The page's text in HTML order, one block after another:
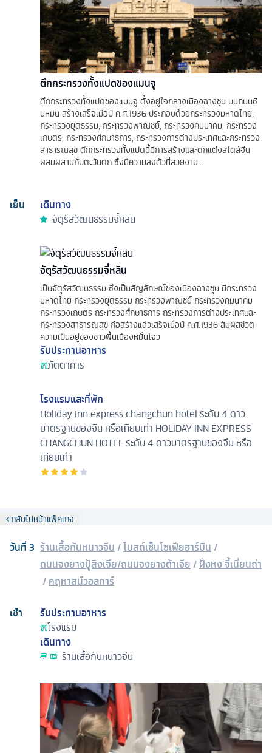
ตึกกระทรวงทั้งแปดของแมนจู
ตึกกระทรวงทั้งแปดของแมนจู ตั้งอยู่ใจกลางเมืองฉางชุน บนถนนซิ
นหมิน สร้างเสร็จเมื่อปี ค.ศ.1936 ประกอบด้วยกระทรวงมหาดไทย,
กระทรวงยุติธรรม, กระทรวงพาณิชย์, กระทรวงคมนาคม, กระทรวง
เกษตร, กระทรวงศึกษาธิการ, กระทรวงการต่างประเทศและกระทรวง
สาธารณสุข ตึกกระทรวงทั้งแปดนี้มีการสร้างและตกแต่งสไตล์จีน
ผสมผสานกับตะวันตก ซึ่งมีความลงตัวที่สวยงาม...
เย็น
เดินทาง
จัตุรัสวัฒนธรรมจี๋หลิน
จัตุรัสวัฒนธรรมจี๋หลิน
เป็นจัตุรัสวัฒนธรรม ซึ่งเป็นสัญลักษณ์ของเมืองฉางชุน มีกระทรวง
มหาดไทย กระทรวงยุติธรรม กระทรวงพาณิชย์ กระทรวงคมนาคม
กระทรวงเกษตร กระทรวงศึกษาธิการ กระทรวงการต่างประเทศและ
กระทรวงสาธารณสุข ก่อสร้างแล้วเสร็จเมื่อปี ค.ศ.1936 สัมผัสชีวิต
ความเป็นอยู่ของชาวพื้นเมืองหมั่นโจว
รับประทานอาหาร
ภัตตาคาร
โรงแรมและที่พัก
Holiday inn express changchun hotel ระดับ 4 ดาว
มาตรฐานของจีน หรือเทียบเท่า HOLIDAY INN EXPRESS
CHANGCHUN HOTEL ระดับ 4 ดาวมาตรฐานของจีน หรือ
เทียบเท่า
กลับไปหน้าแพ็คเกจ
วันที่3 ร้านเสื้อกันหนาวจีน /โบสถ์เซ็นโซเฟียฮาร์บิน /
ถนนจงยางปู้สิงเจีย/ถนนจงยางต้าเจีย /ฝั่งหง จี้เนี่ยนถ่า
/คฤหาสน์วอลการ์
เช้า
รับประทานอาหาร
โรงแรม
เดินทาง
ร้านเสื้อกันหนาวจีน